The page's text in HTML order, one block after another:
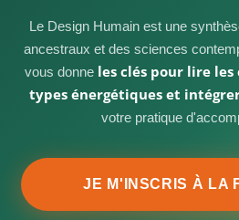
Le Design Humain est une
ancestraux et des sciences
vous donne les clés pour lire
types énergétiques et
votre pratique
JE M'INSCRIS À LA